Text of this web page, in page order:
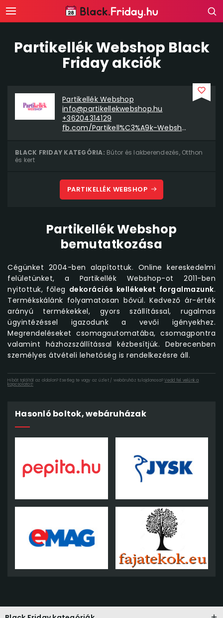
Partikellék Webshop Black
Friday akciók
Partikellék Webshop
info@partikellekwebshop.hu
+36204314129
fb.com/Partikell%C3%A9k-Webshop-212019285523254
BLACK FRIDAY KATEGÓRIA: Bútor és lakberendezés, Otthon
és kert
PARTIKELLÉK WEBSHOP
Partikellék Webshop
bemutatkozása
Cégünket 2004-ben alapítottuk. Online kereskedelmi
felületünket, a Partikellék Webshop-ot 2011-ben
nyitottuk, főleg dekorációs kellékeket forgalmazunk.
Termékskálánk folyamatosan bővül. Kedvező ár-érték
arányú termékekkel, gyors szállítással, rugalmas
ügyintézéssel igazodunk a vevői igényekhez.
Megrendeléseket csomagautomatába, csomagpontra
valamint házhozszállítással kézbesítjük. Debrecenben
személyes átvételi lehetőség is rendelkezésre áll.
Hibát találtál az oldalon? Esetleg te vagy az üzlet / webáruház tulajdonosa?Vedd fel velünk a
kapcsolatot!
Hasonló boltok, webáruházak